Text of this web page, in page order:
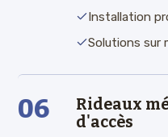
Installation
Solutions sur
06
Rideaux
d'accès